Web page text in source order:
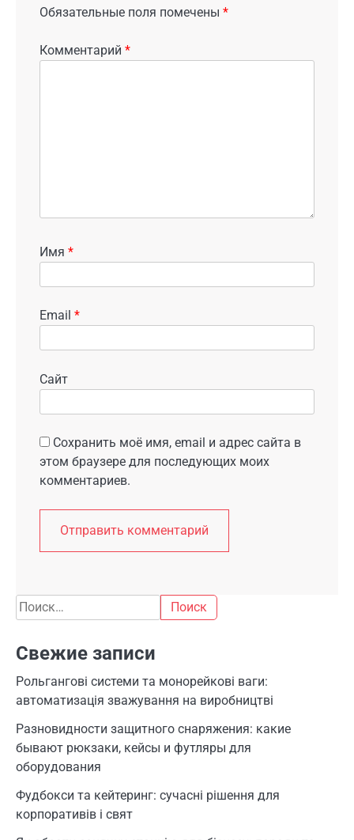
Обязательные поля помечены *
Комментарий *
Имя *
Email *
Сайт
Сохранить моё имя, email и адрес сайта в
этом браузере для последующих моих
комментариев.
Найти:
Свежие записи
Рольгангові системи та монорейкові ваги:
автоматизація зважування на виробництві
Разновидности защитного снаряжения: какие
бывают рюкзаки, кейсы и футляры для
оборудования
Фудбокси та кейтеринг: сучасні рішення для
корпоративів і свят